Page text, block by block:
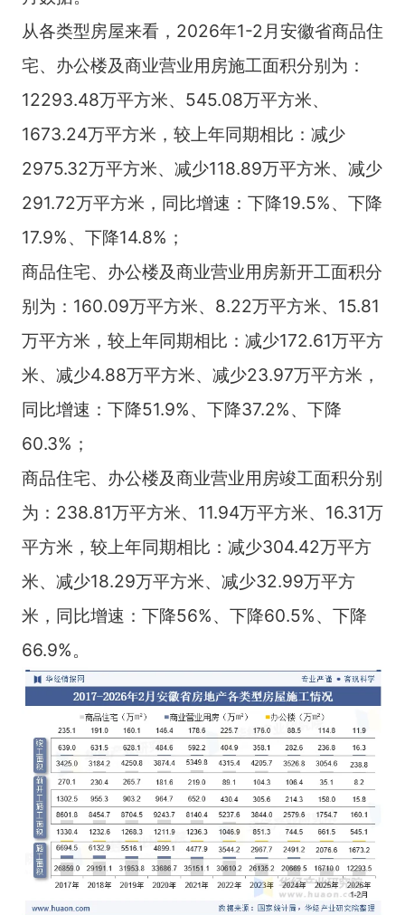
从各类型房屋来看，2026年1-2月安徽省商品住
宅、办公楼及商业营业用房施工面积分别为：
12293.48万平方米、545.08万平方米、
1673.24万平方米，较上年同期相比：减少
2975.32万平方米、减少118.89万平方米、减少
291.72万平方米，同比增速：下降19.5%、下降
17.9%、下降14.8%；
商品住宅、办公楼及商业营业用房新开工面积分
别为：160.09万平方米、8.22万平方米、15.81
万平方米，较上年同期相比：减少172.61万平方
米、减少4.88万平方米、减少23.97万平方米，
同比增速：下降51.9%、下降37.2%、下降
60.3%；
商品住宅、办公楼及商业营业用房竣工面积分别
为：238.81万平方米、11.94万平方米、16.31万
平方米，较上年同期相比：减少304.42万平方
米、减少18.29万平方米、减少32.99万平方
米，同比增速：下降56%、下降60.5%、下降
66.9%。